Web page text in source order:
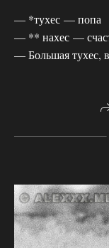
*тухес — попа
** нахес —
Большая тухес,